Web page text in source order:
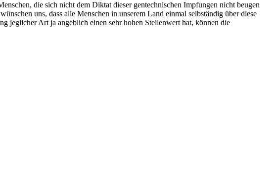
die sich nicht dem Diktat dieser gentechnischen Impfungen nicht beugen
uns, dass alle Menschen in unserem Land einmal selbständig über diese
jeglicher Art ja angeblich einen sehr hohen Stellenwert hat, können die